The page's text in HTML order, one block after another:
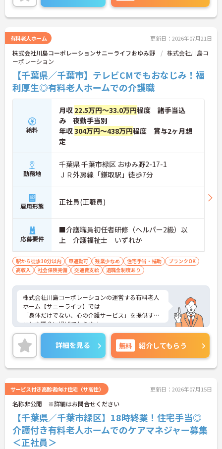
有料老人ホーム 更新日：2026年07月21日
株式会社川島コーポレーションサニーライフおゆみ野
株式会社川島コ
ーポレーション
【千葉県／千葉市】テレビCMでもおなじみ！福
利厚生◎有料老人ホームでの介護職
給料
月収 22.5万円～33.0万円程度 諸手当込
み 夜勤手当別
年収304万円～438万円程度 賞与2ヶ月想
定
勤務地
千葉県 千葉市緑区 おゆみ野2-17-1
ＪＲ外房線「鎌取駅」徒歩7分
雇用形態 正社員(正職員)
応募要件
■介護職員初任者研修（ヘルパー2級）以
上 介護福祉士 いずれか
駅から徒歩10分以内 車通勤可 残業少なめ 住宅手当・補助
ブランクOK
高収入
社会保険完備 交通費支給 退職金制度あり
株式会社川島コーポレーションの運営する有料老人
ホーム【サニーライフ】では
「身体だけでない、心の介護サービス」を提供する
ことを理念に掲げております。
全国展開している企業のノウハウやフォロー体制は
未経験の方にも安心して
お仕事をしていただける環境です。
ご興味のある方は、さらに詳細をお話しますのでお
気軽にご相談ください。
詳細を見る 無料 紹介してもらう
サービス付き高齢者向け住宅（サ高住） 更新日：2026年07月15日
名称非公開 ※詳細はお問合せください
【千葉県／千葉市緑区】18時終業！住宅手当◎
介護付き有料老人ホームでのケアマネジャー募集
＜正社員＞